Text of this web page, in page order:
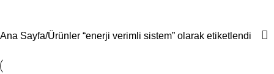
Ana Sayfa Ürünler “enerji verimli sistem” olarak etiketlendi